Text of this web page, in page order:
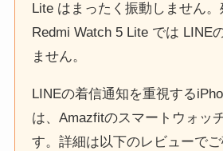
Lite はまったく振動しません。
Redmi Watch 5 Lite では LINE
ません。
LINEの着信通知を重視する
は、Amazfitのスマートウォッ
す。詳細は以下のレビューでご